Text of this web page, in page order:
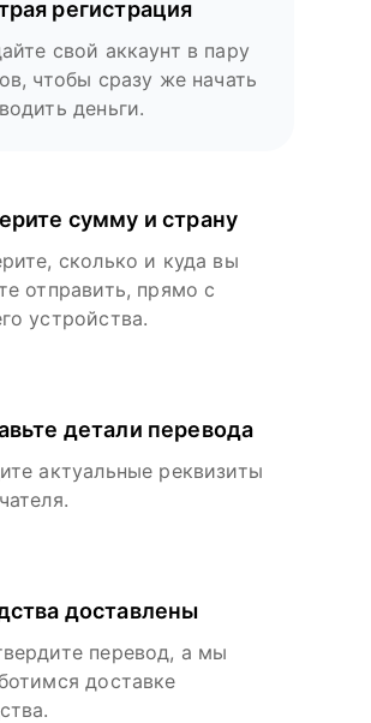
регистрация
свой аккаунт в пару
чтобы сразу же начать
деньги.
сумму и страну
сколько и куда вы
отправить, прямо с
устройства.
детали перевода
актуальные реквизиты
доставлены
перевод, а мы
доставке